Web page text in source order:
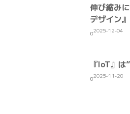
伸び縮み
デザイン
02025-12-04
『IoT』
02025-11-20